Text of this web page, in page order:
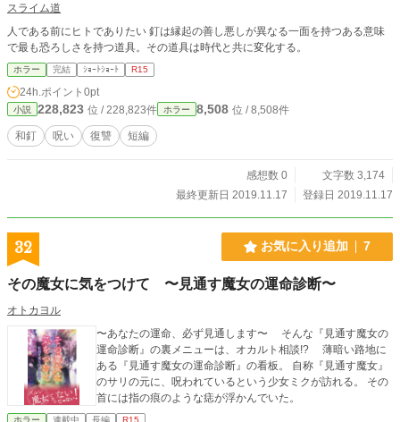
スライム道
人である前にヒトでありたい 釘は縁起の善し悪しが異なる一面を持つある意味
で最も恐ろしさを持つ道具。その道具は時代と共に変化する。
ホラー 完結 ｼｮｰﾄｼｮｰﾄ R15
24h.ポイント 0pt
小説 228,823 位 / 228,823件 ホラー 8,508 位 / 8,508件
和釘 呪い 復讐 短編
感想数 0
文字数 3,174
最終更新日 2019.11.17
登録日 2019.11.17
32 お気に入り追加 7
その魔女に気をつけて 〜見通す魔女の運命診断〜
オトカヨル
〜あなたの運命、必ず見通します〜 そんな『見通す魔女の
運命診断』の裏メニューは、オカルト相談!? 薄暗い路地に
ある『見通す魔女の運命診断』の看板。 自称『見通す魔女』
のサリの元に、呪われているという少女ミクが訪れる。 その
首には指の痕のような痣が浮かんでいた。